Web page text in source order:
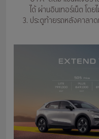
ได้ ผ่านอินเทอร์เน็ต โด
ประตูท้ายรถหลังคาลา